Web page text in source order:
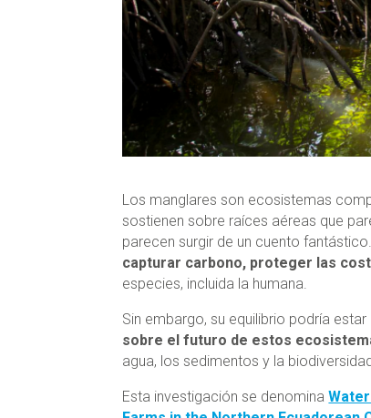
Los manglares son ecosistemas
sostienen sobre raíces aéreas que
parecen surgir de un cuento
capturar carbono, proteger las
especies, incluida la humana.
Sin embargo, su equilibrio podría estar
sobre el futuro de estos
agua, los sedimentos y la
Esta investigación se denomina